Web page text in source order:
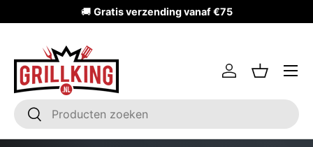
Ga naar inhoud
🚚 Gratis verzending vanaf €75
Zoeken
Zoeken
InloggenMandje